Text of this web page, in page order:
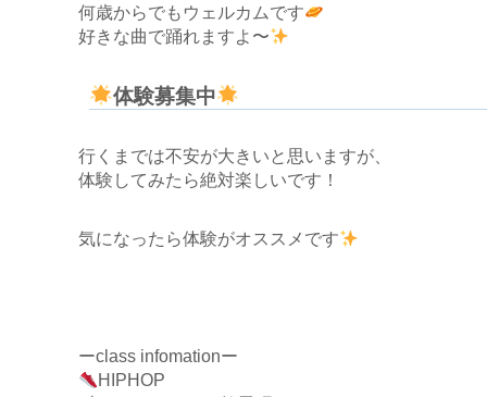
何歳からでもウェルカムです
好きな曲で踊れますよ〜
体験募集中
行くまでは不安が大きいと思いますが、
体験してみたら絶対楽しいです！
気になったら体験がオススメです
ーclass infomationー
HIPHOP